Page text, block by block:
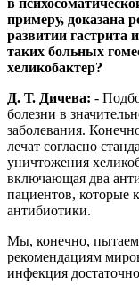
примеру, доказана
развитии гастрита
таких больных
хеликобактер?
Д. Т. Дичева: -
болезни в
заболевания.
лечат согласно
уничтожения
включающая два
пациентов, которые
антибиотики.
Мы, конечно,
рекомендациям
инфекция